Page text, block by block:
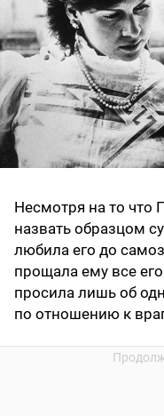
Несмотря на то что
назвать образцом
любила его до
прощала ему все
просила лишь об
по отношению к